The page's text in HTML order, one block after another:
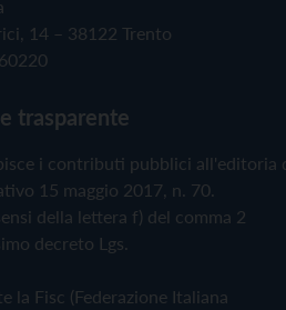
14 – 38122 Trento
trasparente
i contributi pubblici all'editoria
15 maggio 2017, n. 70.
della lettera f) del comma 2
decreto Lgs.
la Fisc (Federazione Italiana